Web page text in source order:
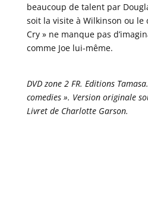
beaucoup de talent par
soit la visite à Wilkinson ou le
Cry » ne manque pas
comme Joe lui-même.
DVD zone 2 FR. Editions
comedies ». Version originale
Livret de Charlotte Garson.